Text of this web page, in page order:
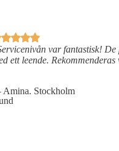
var fantastisk!
ett leende.
Stockholm